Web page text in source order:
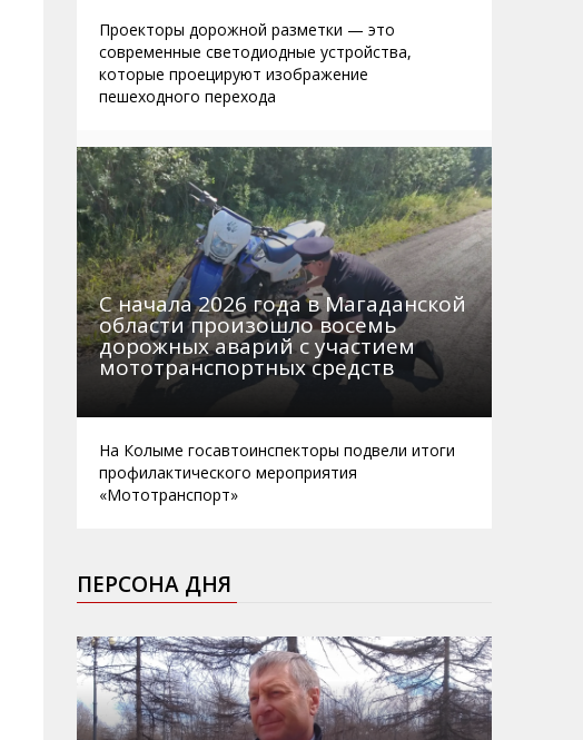
Проекторы дорожной разметки — это
современные светодиодные устройства,
которые проецируют изображение
пешеходного перехода
С начала 2026 года в Магаданской
области произошло восемь
дорожных аварий с участием
мототранспортных средств
На Колыме госавтоинспекторы подвели итоги
профилактического мероприятия
«Мототранспорт»
ПЕРСОНА ДНЯ